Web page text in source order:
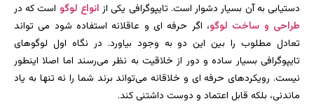
دستیابی به آن بسیار دشوار است. تایپوگرافی یکی از انواع لوگو است که در
طراحی و ساخت لوگو، اگر حرفه ای و عاقلانه استفاده شود می تواند
تعادل مطلوب را بین این دو به وجود بیاورد. در نگاه اول لوگوهای
تایپوگرافی بسیار ساده و دور از خلاقیت به نظر می‌رسند اما اصلا اینطور
نیست. رویکردهای حرفه ای و خلاقانه می‌تواند برند شما را نه تنها به یاد
ماندنی، بلکه قابل اعتماد و دوست داشتنی کند.